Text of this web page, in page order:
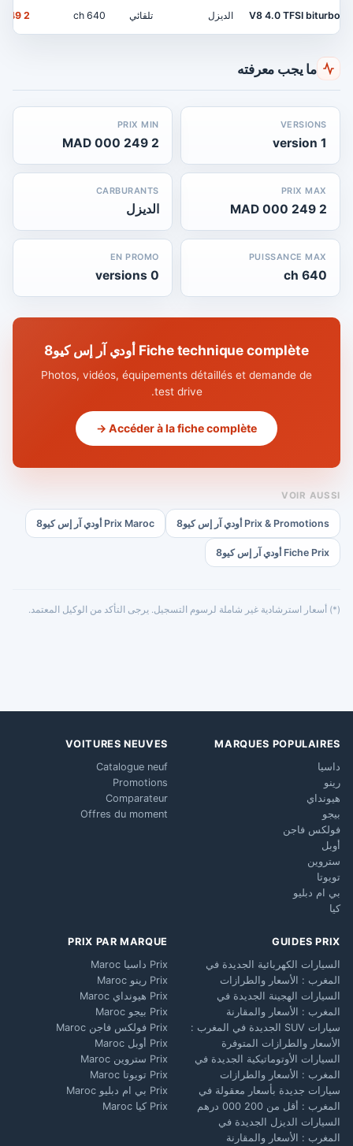
V8 4.0 TFSI biturbo الديزل تلقائي 640 ch
2 249 000 MAD
ما يجب معرفته
VERSIONS
1 version
PRIX MIN
2 249 000 MAD
PRIX MAX
2 249 000 MAD
CARBURANTS
الديزل
PUISSANCE MAX
640 ch
EN PROMO
0 versions
Fiche technique complète أودي آر إس كيو8
Photos, vidéos, équipements détaillés et demande de
test drive.
Accéder à la fiche complète →
VOIR AUSSI
Prix & Promotions أودي آر إس كيو8 Prix Maroc أودي آر إس كيو8
Fiche Prix أودي آر إس كيو8
(*) أسعار استرشادية غير شاملة لرسوم التسجيل. يرجى التأكد من الوكيل المعتمد.
MARQUES POPULAIRES
داسيا
رينو
هيونداي
بيجو
فولكس فاجن
أوبل
ستروين
تويوتا
بي ام دبليو
كيا
VOITURES NEUVES
Catalogue neuf
Promotions
Comparateur
Offres du moment
GUIDES PRIX
السيارات الكهربائية الجديدة في
المغرب : الأسعار والطرازات
السيارات الهجينة الجديدة في
المغرب : الأسعار والمقارنة
سيارات SUV الجديدة في المغرب :
الأسعار والطرازات المتوفرة
السيارات الأوتوماتيكية الجديدة في
المغرب : الأسعار والطرازات
سيارات جديدة بأسعار معقولة في
المغرب : أقل من 200 000 درهم
السيارات الديزل الجديدة في
المغرب : الأسعار والمقارنة
PRIX PAR MARQUE
Prix داسيا Maroc
Prix رينو Maroc
Prix هيونداي Maroc
Prix بيجو Maroc
Prix فولكس فاجن Maroc
Prix أوبل Maroc
Prix ستروين Maroc
Prix تويوتا Maroc
Prix بي ام دبليو Maroc
Prix كيا Maroc